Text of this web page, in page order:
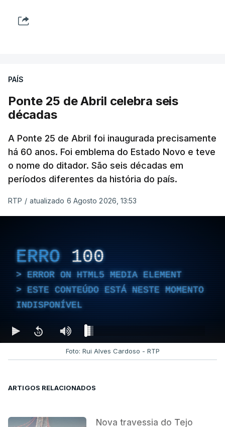
PAÍS
Ponte 25 de Abril celebra seis
décadas
A Ponte 25 de Abril foi inaugurada precisamente
há 60 anos. Foi emblema do Estado Novo e teve
o nome do ditador. São seis décadas em
períodos diferentes da história do país.
RTP / atualizado 6 Agosto 2026, 13:53
ERRO 100
ERROR ON HTML5 MEDIA ELEMENT
ESTE CONTEÚDO ESTÁ NESTE MOMENTO
INDISPONÍVEL
Foto: Rui Alves Cardoso - RTP
ARTIGOS RELACIONADOS
Nova travessia do Tejo